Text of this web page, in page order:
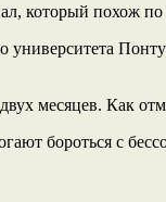
который похож
университета
двух месяцев. Как
бороться с